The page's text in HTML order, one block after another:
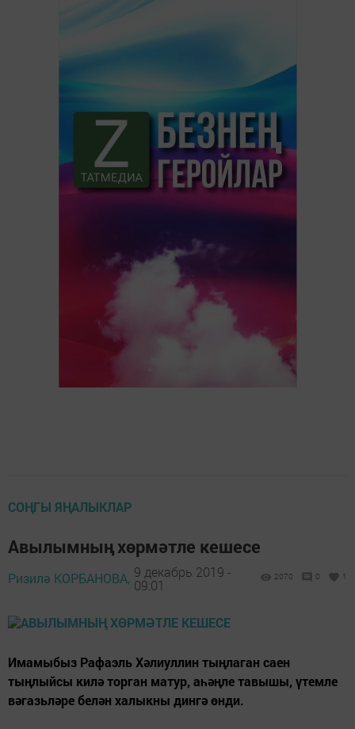
СОҢГЫ ЯҢАЛЫКЛАР
Авылымның хөрмәтле кешесе
Ризилә КОРБАНОВА, 9 декабрь 2019 -
09:01
2070 0 1
Имамыбыз Рафаэль Хәлиуллин тыңлаган саен
тыңлыйсы килә торган матур, аһәңле тавышы, үтемле
вәгазьләре белән халыкны дингә өнди.